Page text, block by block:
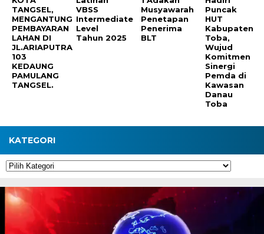
TANGSEL,
MENGANTUNG
PEMBAYARAN
LAHAN DI
JL.ARIAPUTRA
103
KEDAUNG
PAMULANG
TANGSEL.
VBSS
Intermediate
Level
Tahun 2025
Musyawarah
Penetapan
Penerima
BLT
Puncak
HUT
Kabupaten
Toba,
Wujud
Komitmen
Sinergi
Pemda di
Kawasan
Danau
Toba
KATEGORI
Kategori
Pemutar
Video